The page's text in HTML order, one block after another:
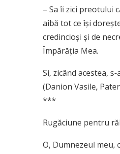
– Sa îi zici preotului
aibă tot ce îşi
credincioşi şi de
Împărăţia Mea.
Si, zicând acestea,
(Danion Vasile,
***
Rugăciune pentru
O, Dumnezeul meu,